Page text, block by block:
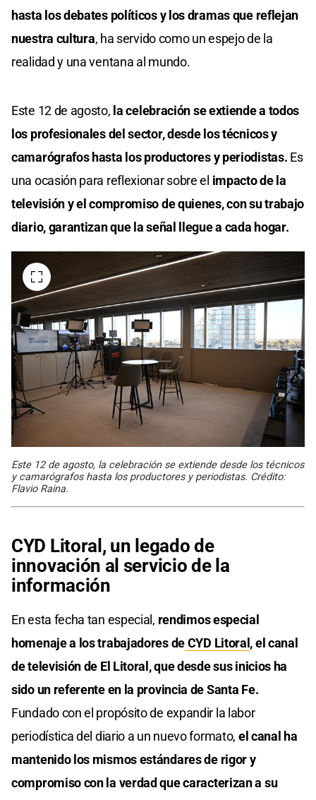
hasta los debates políticos y los dramas que reflejan
nuestra cultura, ha servido como un espejo de la
realidad y una ventana al mundo.
Este 12 de agosto, la celebración se extiende a todos
los profesionales del sector, desde los técnicos y
camarógrafos hasta los productores y periodistas. Es
una ocasión para reflexionar sobre el impacto de la
televisión y el compromiso de quienes, con su trabajo
diario, garantizan que la señal llegue a cada hogar.
Este 12 de agosto, la celebración se extiende desde los técnicos
y camarógrafos hasta los productores y periodistas. Crédito:
Flavio Raina.
CYD Litoral, un legado de
innovación al servicio de la
información
En esta fecha tan especial, rendimos especial
homenaje a los trabajadores deCYD Litoral , el canal
de televisión de El Litoral, que desde sus inicios ha
sido un referente en la provincia de Santa Fe.
Fundado con el propósito de expandir la labor
periodística del diario a un nuevo formato, el canal ha
mantenido los mismos estándares de rigor y
compromiso con la verdad que caracterizan a su